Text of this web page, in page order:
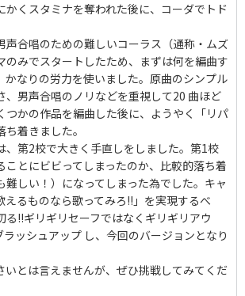
かくスタミナを奪われた後に、コーダでトド
合唱のための難しいコーラス（通称・ムズ
のみでスタートしたため、まずは何を編曲す
かなりの労力を使いました。原曲のシンプル
、男声合唱のノリなどを重視して20 曲ほど
つかの作品を編曲した後に、ようやく「リパ
着きました。
、第2校で大きく手直しをしました。第1校
ことにビビってしまったのか、比較的落ち着
難しい！）になってしまった為でした。キャ
えるものなら歌ってみろ!!」を実現するべ
る!!ギリギリセーフではなくギリギリアウ
ラッシュアップ し、今回のバージョンとなり
いとは言えませんが、ぜひ挑戦してみてくだ